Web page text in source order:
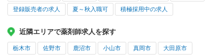
登録販売者の求人 夏～秋入職可 積極採用中の求人
近隣エリアで薬剤師求人を探す
栃木市 佐野市 鹿沼市 小山市 真岡市 大田原市